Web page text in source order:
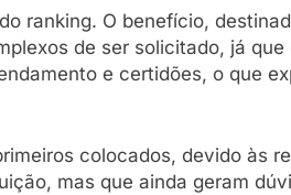
ranking. O benefício,
de ser solicitado, já
e certidões, o que
colocados, devido às
mas que ainda geram